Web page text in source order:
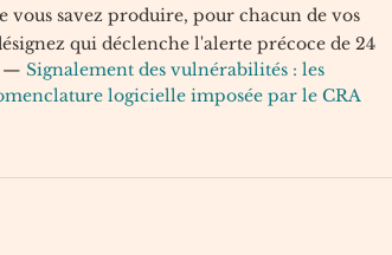
vous savez produire, pour chacun de vos
qui déclenche l'alerte précoce de 24
— Signalement des vulnérabilités : les
logicielle imposée par le CRA